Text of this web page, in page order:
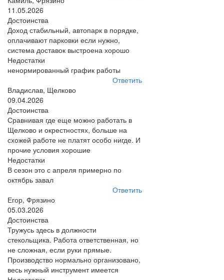
11.05.2026
Достоинства
Доход стабильный, автопарк в порядке,
оплачивают парковки если нужно,
система доставок выстроена хорошо
Недостатки
ненормированный график работы
Ответить
Владислав, Щелково
09.04.2026
Достоинства
Сравнивая где еще можно работать в
Щелково и окрестностях, больше на
схожей работе не платят особо нигде. И
прочие условия хорошие
Недостатки
В сезон это с апреля примерно по
октябрь завал
Ответить
Егор, Фрязино
05.03.2026
Достоинства
Тружусь здесь в должности
стекольщика. Работа ответственная, но
не сложная, если руки прямые.
Производство нормально организовано,
весь нужный инструмент имеется